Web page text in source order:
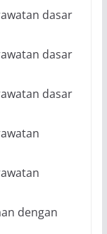
dasar
dasar
dasar
dengan